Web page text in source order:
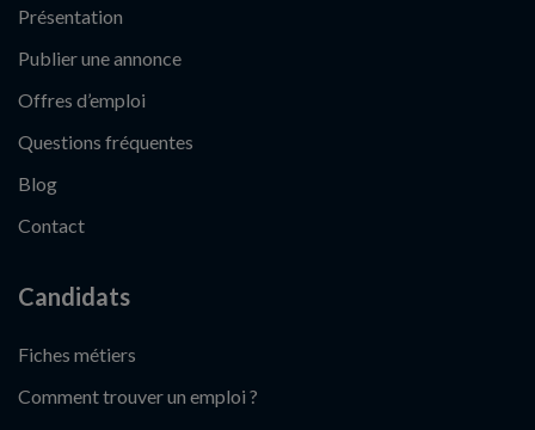
Présentation
Publier une annonce
Offres d’emploi
Questions fréquentes
Blog
Contact
Candidats
Fiches métiers
Comment trouver un emploi ?